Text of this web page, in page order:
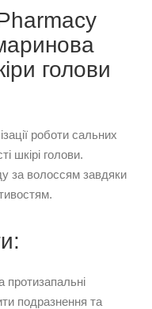
голови
роботи сальних
шкірі голови.
за волоссям завдяки
протизапальні
подразнення та